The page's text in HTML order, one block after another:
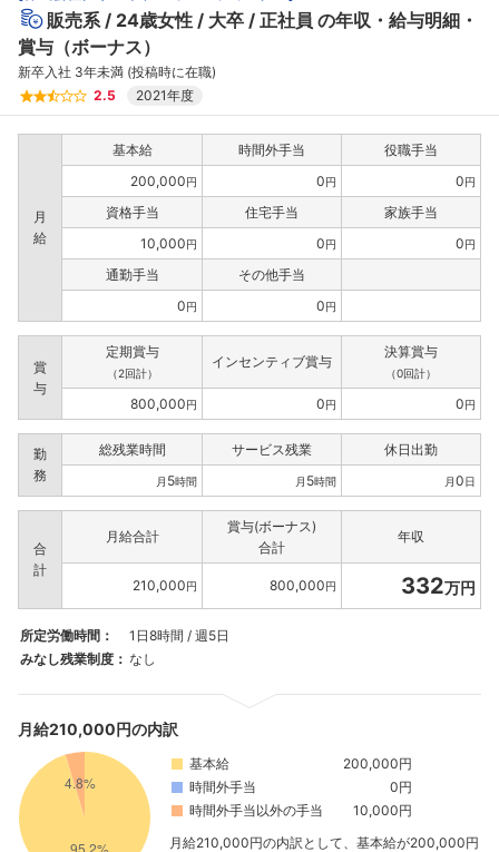
販売系 24歳女性 大卒 正社員 の年収・給与明細・
賞与（ボーナス）
新卒入社 3年未満 (投稿時に在職)
2.5
2021年度
月
給
基本給 時間外手当
役職手当
200,000円 0円 0円
資格手当 住宅手当
家族手当
10,000円 0円 0円
通勤手当
その他手当
0円 0円
賞
与
定期賞与
（2回計）
インセンティブ賞与
決算賞与
（0回計）
800,000円 0円 0円
勤
務
総残業時間 サービス残業 休日出勤
月 5時間 月 5時間 月0日
合
計
月給合計
賞与(ボーナス)
合計
年収
210,000円 800,000円 332万円
所定労働時間：
1日8時間 / 週5日
みなし残業制度： なし
月給210,000円の内訳
基本給
200,000円
時間外手当
0円
時間外手当以外の手当
10,000円
月給210,000円の内訳として、基本給が200,000円